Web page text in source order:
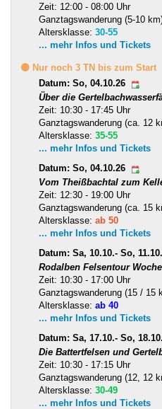
Zeit: 12:00 - 08:00 Uhr
Ganztagswanderung (5-10
Altersklasse: 30-55
... mehr Infos und Tickets
🟡 Nur noch 3 TN bis zum Start
Datum: So, 04.10.26
Über die
Zeit: 10:30 - 17:45 Uhr
Ganztagswanderung (ca. 12
Altersklasse: 35-55
... mehr Infos und Tickets
Datum: So, 04.10.26
Vom Theißbachtal zum
Zeit: 12:30 - 19:00 Uhr
Ganztagswanderung (ca. 15
Altersklasse: ab 50
... mehr Infos und Tickets
Datum: Sa, 10.10.- So,
Rodalben Felsentour
Zeit: 10:30 - 17:00 Uhr
Ganztagswanderung (15 / 15
Altersklasse: ab 40
... mehr Infos und Tickets
Datum: Sa, 17.10.- So,
Die Battertfelsen und
Zeit: 10:30 - 17:15 Uhr
Ganztagswanderung (12, 12
Altersklasse: 30-49
... mehr Infos und Tickets